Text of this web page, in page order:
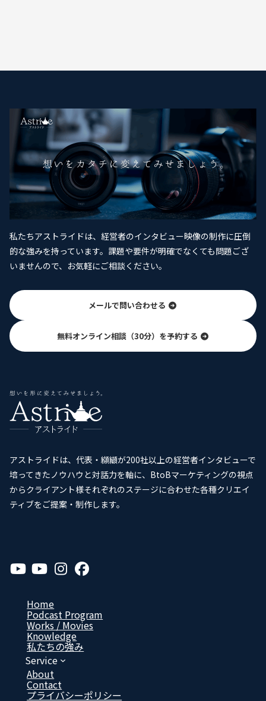
私たちアストライドは、経営者のインタビュー映像の制作に圧倒
的な強みを持っています。課題や要件が明確でなくても問題ござ
いませんので、お気軽にご相談ください。
メールで問い合わせる
無料オンライン相談（30分）を予約する
アストライドは、代表・纐纈が200社以上の経営者インタビューで
培ってきたノウハウと対話力を軸に、BtoBマーケティングの視点
からクライアント様それぞれのステージに合わせた各種クリエイ
ティブをご提案・制作します。
ア
イ
ア
イ
リ
ン
ク
ア
イ
リ
ン
ク
ア
イ
ン
ク
Home
Podcast Program
Works / Movies
Know­ledge
私たちの強み
Service
About
Contact
プライバシーポリシー